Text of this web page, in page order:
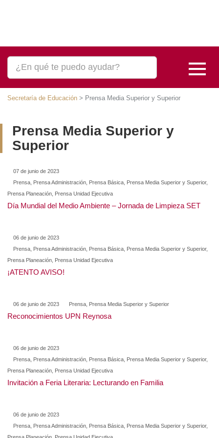
Secretaría de Educación > Prensa Media Superior y Superior
Prensa Media Superior y
Superior
07 de junio de 2023
Prensa, Prensa Administración, Prensa Básica, Prensa Media Superior y Superior,
Prensa Planeación, Prensa Unidad Ejecutiva
Día Mundial del Medio Ambiente – Jornada de Limpieza SET
06 de junio de 2023
Prensa, Prensa Administración, Prensa Básica, Prensa Media Superior y Superior,
Prensa Planeación, Prensa Unidad Ejecutiva
¡ATENTO AVISO!
06 de junio de 2023 Prensa, Prensa Media Superior y Superior
Reconocimientos UPN Reynosa
06 de junio de 2023
Prensa, Prensa Administración, Prensa Básica, Prensa Media Superior y Superior,
Prensa Planeación, Prensa Unidad Ejecutiva
Invitación a Feria Literaria: Lecturando en Familia
06 de junio de 2023
Prensa, Prensa Administración, Prensa Básica, Prensa Media Superior y Superior,